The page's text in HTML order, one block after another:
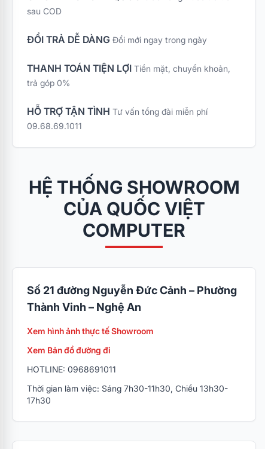
tối đa cho các bạn tân
nhập học, chương
trình ưu đãi đặc biệt
Sinh Viên – Sắm 4
Nhận 7" mang đến bộ
Kangaroo cao cấp với
mức chi phí tối ưu nhất
thiết thực.
sau COD
ĐỔI TRẢ DỄ DÀNG Đổi mới ngay trong ngày
THANH TOÁN TIỆN LỢI Tiền mặt, chuyển khoản,
trả góp 0%
HỖ TRỢ TẬN TÌNH Tư vấn tổng đài miễn phí
09.68.69.1011
HỆ THỐNG SHOWROOM
CỦA QUỐC VIỆT
COMPUTER
Số 21 đường Nguyễn Đức Cảnh – Phường
Thành Vinh – Nghệ An
Xem hình ảnh thực tế Showroom
Xem Bản đồ đường đi
HOTLINE: 0968691011
Thời gian làm việc: Sáng 7h30-11h30, Chiều 13h30-
17h30